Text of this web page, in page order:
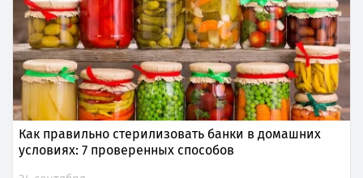
Как правильно стерилизовать банки в домашних
условиях: 7 проверенных способов